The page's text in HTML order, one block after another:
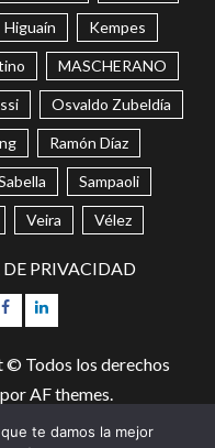
Higuaín Kempes
MASCHERANO
Osvaldo Zubeldía
Ramón Díaz
Sampaoli
Veira Vélez
PRIVACIDAD
Facebook
LinkedIn
© Todos los derechos
AF themes.
te damos la mejor